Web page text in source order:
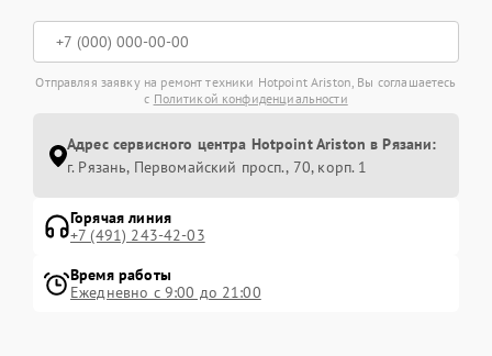
Отправляя заявку на ремонт техники Hotpoint Ariston, Вы соглашаетесь
с Политикой конфиденциальности
Адрес сервисного центра Hotpoint Ariston в Рязани:
г. Рязань, Первомайский просп., 70, корп. 1
Горячая линия
+7 (491) 243-42-03
Время работы
Ежедневно с 9:00 до 21:00